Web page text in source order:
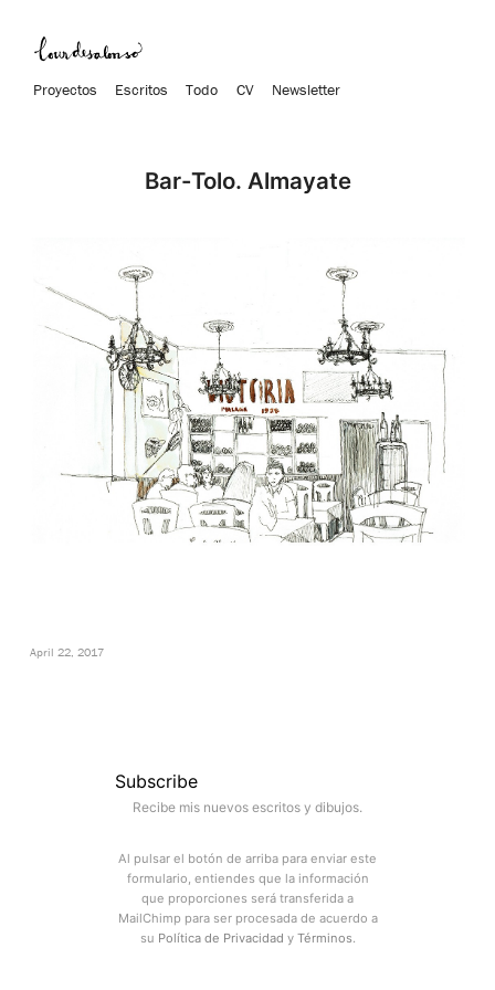
Proyectos Escritos Todo CV Newsletter
Bar-Tolo. Almayate
April 22, 2017
Subscribe
Recibe mis nuevos escritos y dibujos.
Al pulsar el botón de arriba para enviar este
formulario, entiendes que la información
que proporciones será transferida a
MailChimp para ser procesada de acuerdo a
su Política de Privacidad y Términos.